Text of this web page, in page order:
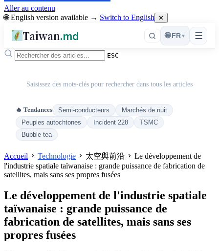
Aller au contenu
🌐 English version available → Switch to English ✕
Taiwan.md ☰
🌐 FR ▾
ESC
Saisissez des mots-clés pour rechercher dans tous les articles
🔥 Tendances Semi-conducteurs
Marchés de nuit
Peuples autochtones
Incident 228
TSMC
Bubble tea
Accueil Technologie 太空與前沿
Le développement de
l'industrie spatiale taïwanaise : grande puissance de fabrication de
satellites, mais sans ses propres fusées
Le développement de l'industrie spatiale
taïwanaise : grande puissance de
fabrication de satellites, mais sans ses
propres fusées